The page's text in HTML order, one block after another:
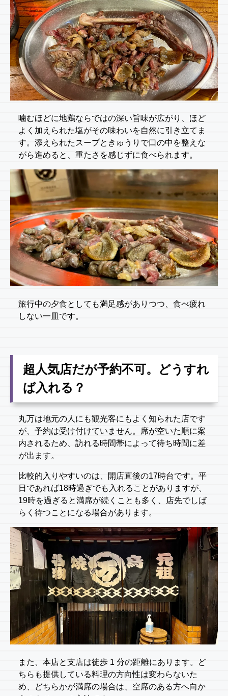
噛むほどに地鶏ならではの深い旨味が広がり、ほど
よく加えられた塩がその味わいを自然に引き立てま
す。添えられたスープときゅうりで口の中を整えな
がら進めると、重たさを感じずに食べられます。
旅行中の夕食としても満足感がありつつ、食べ疲れ
しない一皿です。
超人気店だが予約不可。どうすれ
ば入れる？
丸万は地元の人にも観光客にもよく知られた店です
が、予約は受け付けていません。席が空いた順に案
内されるため、訪れる時間帯によって待ち時間に差
が出ます。
比較的入りやすいのは、開店直後の17時台です。平
日であれば18時過ぎでも入れることがありますが、
19時を過ぎると満席が続くことも多く、店先でしば
らく待つことになる場合があります。
また、本店と支店は徒歩 1 分の距離にあります。ど
ちらも提供している料理の方向性は変わらないた
め、どちらかが満席の場合は、空席のある方へ向か